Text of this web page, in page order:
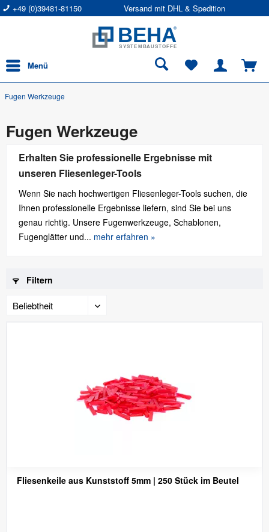
+49 (0)39481-81150 Versand mit DHL & Spedition
Menü
Fugen Werkzeuge
Fugen Werkzeuge
Erhalten Sie professionelle Ergebnisse mit
unseren Fliesenleger-Tools
Wenn Sie nach hochwertigen Fliesenleger-Tools suchen, die
Ihnen professionelle Ergebnisse liefern, sind Sie bei uns
genau richtig. Unsere Fugenwerkzeuge, Schablonen,
Fugenglätter und... mehr erfahren »
Filtern
Fliesenkeile aus Kunststoff 5mm | 250 Stück im Beutel